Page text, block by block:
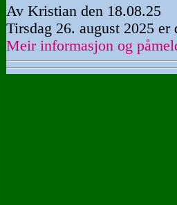
Av Kristian den 18.08.25
Tirsdag 26. august 2025
Meir informasjon og